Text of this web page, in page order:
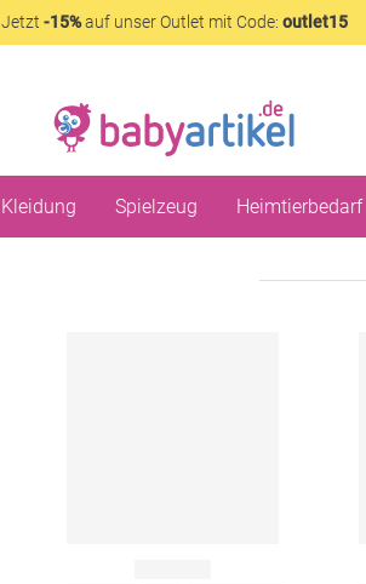
Jetzt -15%auf unser Outlet mit Code: outlet15
Kleidung Spielzeug Heimtierbedarf